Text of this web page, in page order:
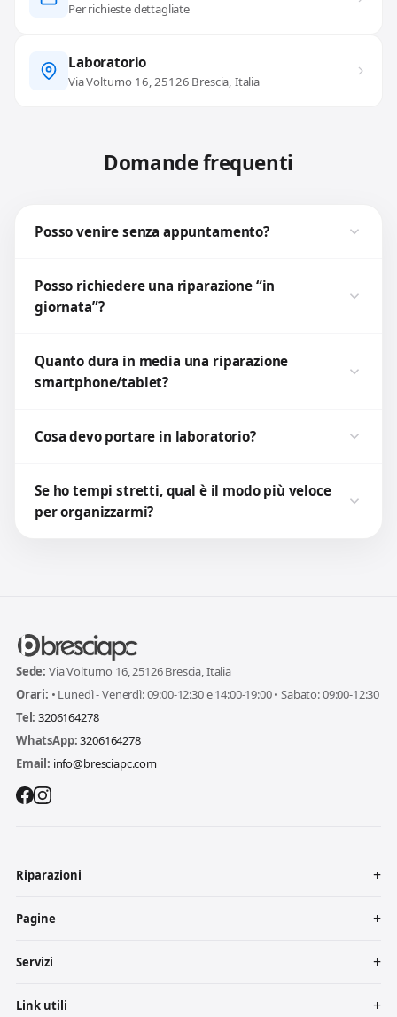
Per richieste dettagliate
Laboratorio
Via Volturno 16, 25126 Brescia, Italia
Domande frequenti
Posso venire senza appuntamento?
Posso richiedere una riparazione “in
giornata”?
Quanto dura in media una riparazione
smartphone/tablet?
Cosa devo portare in laboratorio?
Se ho tempi stretti, qual è il modo più veloce
per organizzarmi?
Sede: Via Volturno 16, 25126 Brescia, Italia
Orari: • Lunedì - Venerdì: 09:00-12:30 e 14:00-19:00 • Sabato: 09:00-12:30
Tel: 3206164278
WhatsApp:3206164278
Email: info@bresciapc.com
Riparazioni
Pagine
Servizi
Link utili